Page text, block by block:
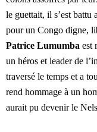
le guettait, il s’est
pour un Congo digne,
Patrice Lumumba est
un héros et leader de
traversé le temps et a
rend hommage à un
aurait pu devenir le